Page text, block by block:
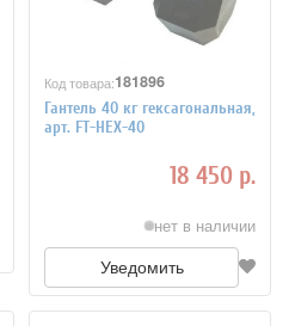
Код товара:181896
Гантель 40 кг гексагональная,
арт. FT-HEX-40
18 450 р.
нет в наличии
Уведомить